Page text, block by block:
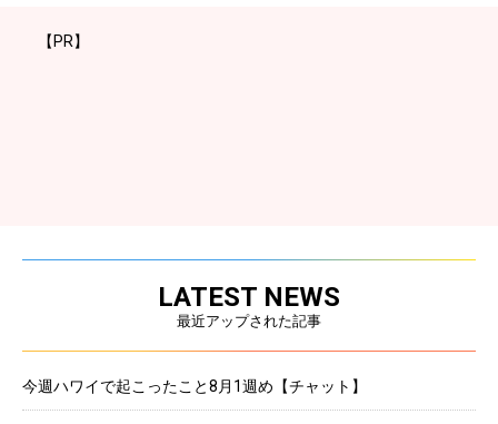
【PR】
LATEST NEWS
最近アップされた記事
今週ハワイで起こったこと8月1週め【チャット】